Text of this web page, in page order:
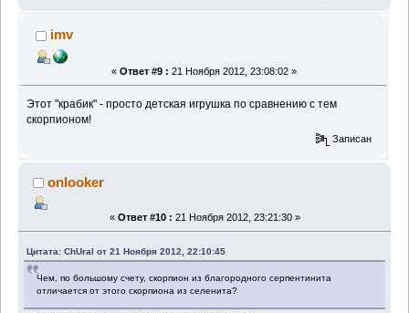
imv
« Ответ #9 : 21 Ноября 2012, 23:08:02 »
Этот "крабик" - просто детская игрушка по сравнению с тем
скорпионом!
Записан
onlooker
« Ответ #10 : 21 Ноября 2012, 23:21:30 »
Цитата: ChUral от 21 Ноября 2012, 22:10:45
Чем, по большому счету, скорпион из благородного серпентинита
отличается от этого скорпиона из селенита?